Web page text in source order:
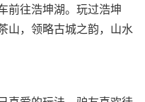
前往浩坤湖。玩过浩坤
山，领略古城之韵，山水